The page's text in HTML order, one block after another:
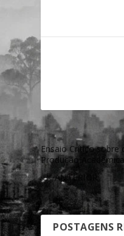
Ensaio Crítico sobre
Produção
ANTERIOR
POSTAGENS